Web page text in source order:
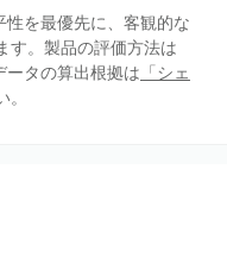
性を最優先に、客観的な
す。製品の評価方法は
ータの算出根拠は 「シェ
。